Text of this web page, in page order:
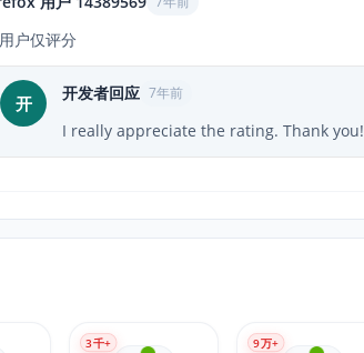
户仅评分
开 开发者回应 7年前
I really appreciate the rating. Thank you!
3千+ 9万+